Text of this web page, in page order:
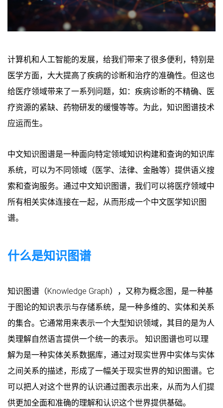
计算机和人工智能的发展，给我们带来了很多便利，特别是
医学方面，大大提高了疾病的诊断和治疗的准确性。但这也
给医疗领域带来了一系列问题，如：疾病诊断的不精确、医
疗资源的紧缺、药物研发的缓慢等等。为此，知识图谱技术
应运而生。
中文知识图谱是一种面向特定领域知识构建和查询的知识库
系统，可以为不同领域（医学、法律、金融等）提供语义搜
索和查询服务。通过中文知识图谱，我们可以将医疗领域中
所有相关实体连接在一起，从而形成一个中文医学知识图
谱。
什么是知识图谱
知识图谱（Knowledge Graph），又称为概念图，是一种基
于图论的知识表示与存储系统，是一种多维的、实体和关系
的集合。它通常用来表示一个大型知识领域，其目的是为人
类理解自然语言提供一个统一的表示。 知识图谱也可以理
解为是一种实体关系数据库，通过对现实世界中实体与实体
之间关系的描述，形成了一幅关于现实世界的知识图谱。它
可以把人对这个世界的认识通过图表示出来，从而为人们提
供更加全面和准确的理解和认识这个世界提供基础。